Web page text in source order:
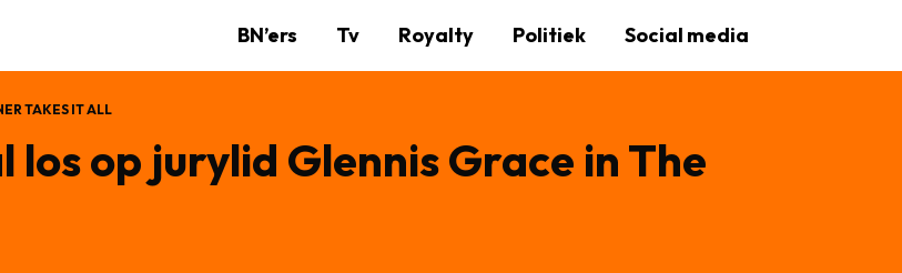
BN’ers Tv Royalty Politiek Social media
TAKES IT ALL
op jurylid Glennis Grace in The